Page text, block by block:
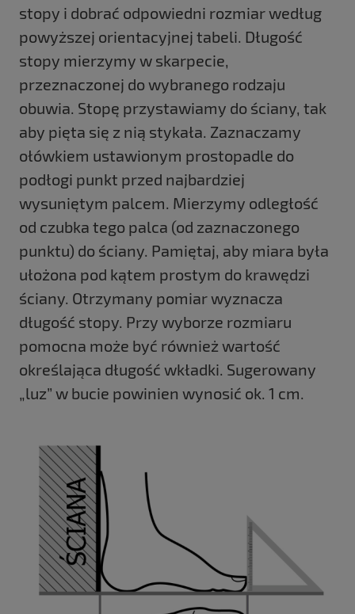
stopy i dobrać odpowiedni rozmiar według
powyższej orientacyjnej tabeli. Długość
stopy mierzymy w skarpecie,
przeznaczonej do wybranego rodzaju
obuwia. Stopę przystawiamy do ściany, tak
aby pięta się z nią stykała. Zaznaczamy
ołówkiem ustawionym prostopadle do
podłogi punkt przed najbardziej
wysuniętym palcem. Mierzymy odległość
od czubka tego palca (od zaznaczonego
punktu) do ściany. Pamiętaj, aby miara była
ułożona pod kątem prostym do krawędzi
ściany. Otrzymany pomiar wyznacza
długość stopy. Przy wyborze rozmiaru
pomocna może być również wartość
określająca długość wkładki. Sugerowany
„luz” w bucie powinien wynosić ok. 1 cm.